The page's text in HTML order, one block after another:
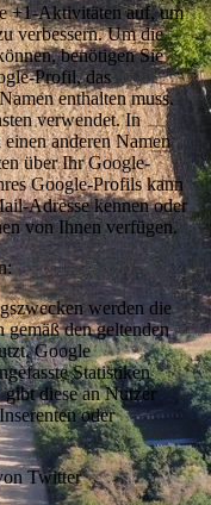
+1-Aktivitäten auf, um
verbessern. Um die
benötigen Sie
Profil, das
enthalten muss.
verwendet. In
anderen Namen
über Ihr Google-
Google-Profils kann
Adresse kennen oder
von Ihnen verfügen.
werden die
den geltenden
Google
Statistiken
diese an Nutzer
oder
Twitter